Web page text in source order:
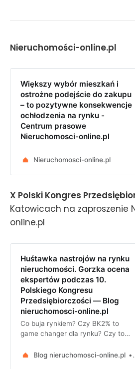
wynajem nieco straciła na
polskim rynku wciąż dominują
indywidualni właściciele i
konfliktu z najemcą wynajmujący
zostaje bowiem na lata z
zamrożonym majątkiem. Pomóc
mogłyby arbitraże zamiast
postępowań sądowych oraz dalsza
profesjonalizacja rynku.
Nieruchomości-online.pl
Większy wybór mieszkań i
ostrożne podejście do zakupu
– to pozytywne konsekwencje
ochłodzenia na rynku -
Centrum prasowe
Nieruchomosci-online.pl
Nieruchomosci-online.pl
X Polski Kongres
Katowicach na zaproszenie
online.pl
Huśtawka nastrojów na rynku
nieruchomości. Gorzka ocena
ekspertów podczas 10.
Polskiego Kongresu
Przedsiębiorczości — Blog
nieruchomosci-online.pl
Co buja rynkiem? Czy BK2% to
game changer dla rynku? Czy to
pt. „Nastroje na rynku
Blog nieruchomosci-online.pl